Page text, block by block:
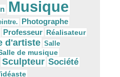
Musique
Photographe
Professeur Réalisateur
d'artiste Salle
de musique
Sculpteur Société